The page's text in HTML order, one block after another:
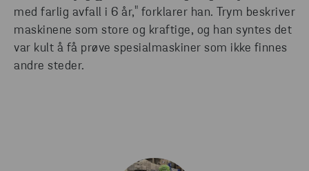
med farlig avfall i 6 år," forklarer han. Trym beskriver
maskinene som store og kraftige, og han syntes det
var kult å få prøve spesialmaskiner som ikke finnes
andre steder.